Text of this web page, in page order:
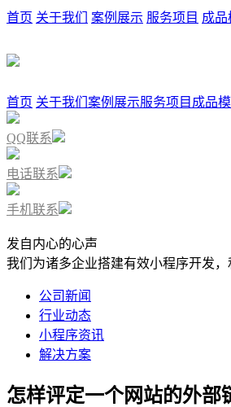
首页 关于我们 案例展示 服务项目 成品
首页 关于我们 案例展示服务项目 成品
QQ联系
电话联系
手机联系
发自内心的心声
我们为诸多企业搭建有效小程序开发
公司新闻
行业动态
小程序资讯
解决方案
怎样评定一个网站的外部